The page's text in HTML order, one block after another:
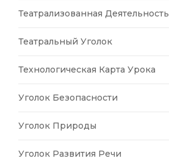
Театрализованная Деятельность
Театральный Уголок
Технологическая Карта Урока
Уголок Безопасности
Уголок Природы
Уголок Развития Речи